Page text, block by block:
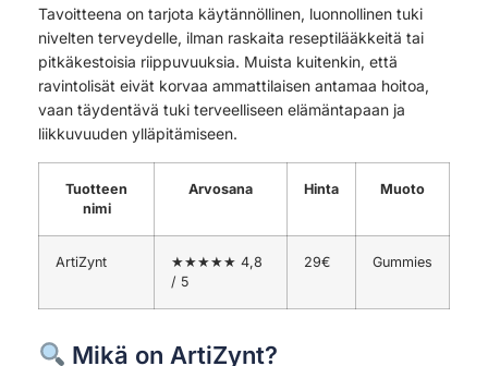
Tavoitteena on tarjota käytännöllinen, luonnollinen tuki
nivelten terveydelle, ilman raskaita reseptilääkkeitä tai
pitkäkestoisia riippuvuuksia. Muista kuitenkin, että
ravintolisät eivät korvaa ammattilaisen antamaa hoitoa,
vaan täydentävä tuki terveelliseen elämäntapaan ja
liikkuvuuden ylläpitämiseen.
Tuotteen
nimi
Arvosana Hinta Muoto
ArtiZynt
★★★★★ 4,8
/ 5
29€ Gummies
Mikä on ArtiZynt?